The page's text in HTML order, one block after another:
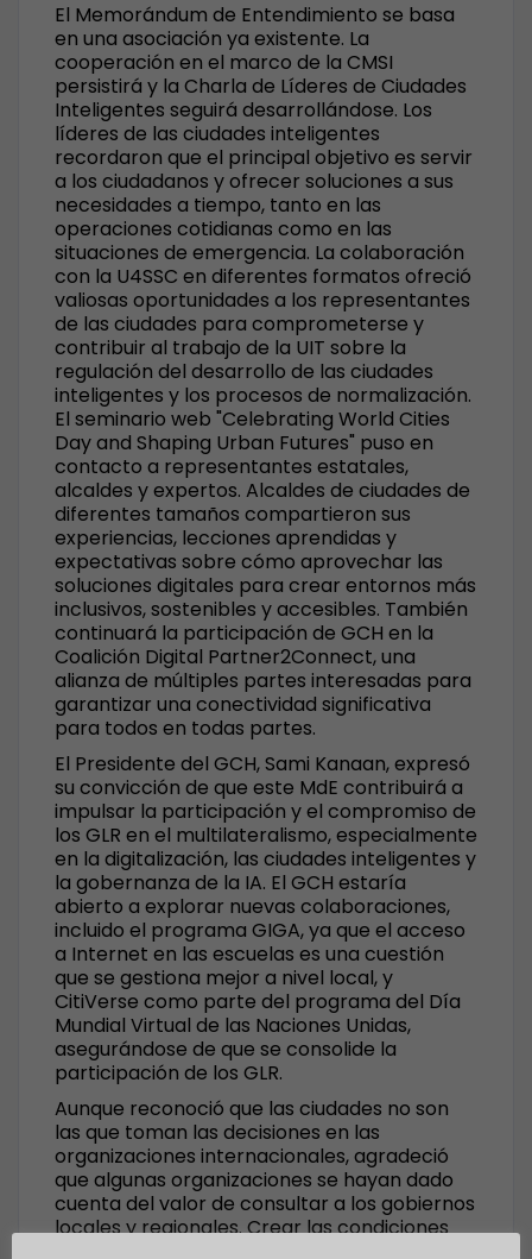
El Memorándum de Entendimiento se basa
en una asociación ya existente. La
cooperación en el marco de la CMSI
persistirá y la Charla de Líderes de Ciudades
Inteligentes seguirá desarrollándose. Los
líderes de las ciudades inteligentes
recordaron que el principal objetivo es servir
a los ciudadanos y ofrecer soluciones a sus
necesidades a tiempo, tanto en las
operaciones cotidianas como en las
situaciones de emergencia. La colaboración
con la U4SSC en diferentes formatos ofreció
valiosas oportunidades a los representantes
de las ciudades para comprometerse y
contribuir al trabajo de la UIT sobre la
regulación del desarrollo de las ciudades
inteligentes y los procesos de normalización.
El seminario web "Celebrating World Cities
Day and Shaping Urban Futures" puso en
contacto a representantes estatales,
alcaldes y expertos. Alcaldes de ciudades de
diferentes tamaños compartieron sus
experiencias, lecciones aprendidas y
expectativas sobre cómo aprovechar las
soluciones digitales para crear entornos más
inclusivos, sostenibles y accesibles. También
continuará la participación de GCH en la
Coalición Digital Partner2Connect, una
alianza de múltiples partes interesadas para
garantizar una conectividad significativa
para todos en todas partes.
El Presidente del GCH, Sami Kanaan, expresó
su convicción de que este MdE contribuirá a
impulsar la participación y el compromiso de
los GLR en el multilateralismo, especialmente
en la digitalización, las ciudades inteligentes y
la gobernanza de la IA. El GCH estaría
abierto a explorar nuevas colaboraciones,
incluido el programa GIGA, ya que el acceso
a Internet en las escuelas es una cuestión
que se gestiona mejor a nivel local, y
CitiVerse como parte del programa del Día
Mundial Virtual de las Naciones Unidas,
asegurándose de que se consolide la
participación de los GLR.
Aunque reconoció que las ciudades no son
las que toman las decisiones en las
organizaciones internacionales, agradeció
que algunas organizaciones se hayan dado
cuenta del valor de consultar a los gobiernos
locales y regionales. Crear las condiciones